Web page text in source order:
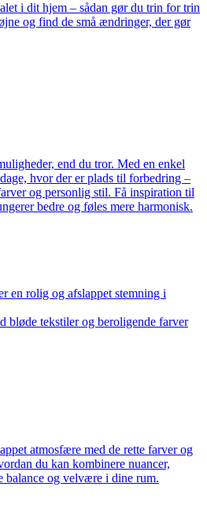
i dit hjem – sådan gør du trin for trin
og find de små ændringer, der gør
end du tror. Med en enkel
hvor der er plads til forbedring –
og personlig stil. Få inspiration til
bedre og føles mere harmonisk.
en rolig og afslappet stemning i
bløde tekstiler og beroligende farver
atmosfære med de rette farver og
du kan kombinere nuancer,
balance og velvære i dine rum.